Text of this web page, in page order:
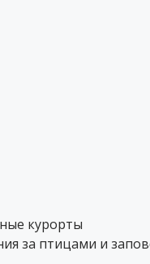
курорты
за птицами и